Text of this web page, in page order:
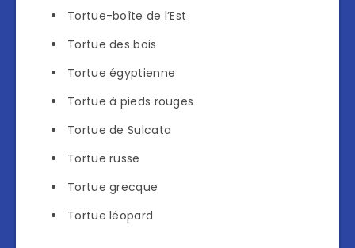
Tortue-boîte de l’Est
Tortue des bois
Tortue égyptienne
Tortue à pieds rouges
Tortue de Sulcata
Tortue russe
Tortue grecque
Tortue léopard